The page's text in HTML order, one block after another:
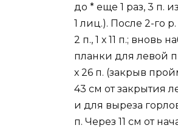
до * еще 1 раз, 3 п.
1 лиц.). После 2-го
2 п., 1 х 11 п.; вновь
планки для левой
х 26 п. (закрыв
43 см от закрытия
и для выреза
п. Через 11 см от